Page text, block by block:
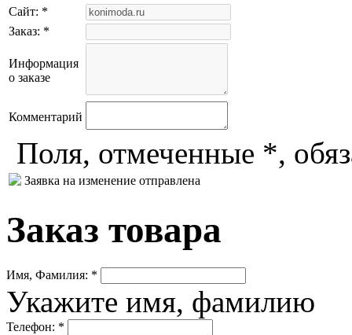
Сайт: *
Заказ: *
Информация
о заказе
Комментарий
Поля, отмеченные *,
Заявка на изменение отправлена
Заказ товара
Имя, Фамилия: *
Укажите имя, фамилию
Телефон: *